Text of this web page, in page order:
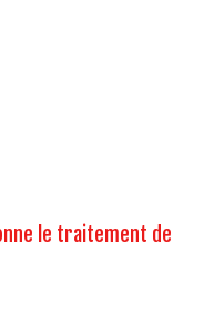
le traitement de